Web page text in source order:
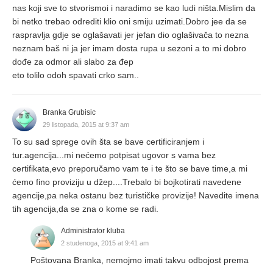
nas koji sve to stvorismoi i naradimo se kao ludi ništa.Mislim da
bi netko trebao odrediti klio oni smiju uzimati.Dobro jee da se
raspravlja gdje se oglašavati jer jefan dio oglašivača to nezna
neznam baš ni ja jer imam dosta rupa u sezoni a to mi dobro
dođe za odmor ali slabo za đep
eto tolilo odoh spavati crko sam..
Branka Grubisic
29 listopada, 2015 at 9:37 am
To su sad sprege ovih šta se bave certificiranjem i
tur.agencija...mi nećemo potpisat ugovor s vama bez
certifikata,evo preporučamo vam te i te što se bave time,a mi
ćemo fino proviziju u džep....Trebalo bi bojkotirati navedene
agencije,pa neka ostanu bez turističke provizije! Navedite imena
tih agencija,da se zna o kome se radi.
Administrator kluba
2 studenoga, 2015 at 9:41 am
Poštovana Branka, nemojmo imati takvu odbojost prema